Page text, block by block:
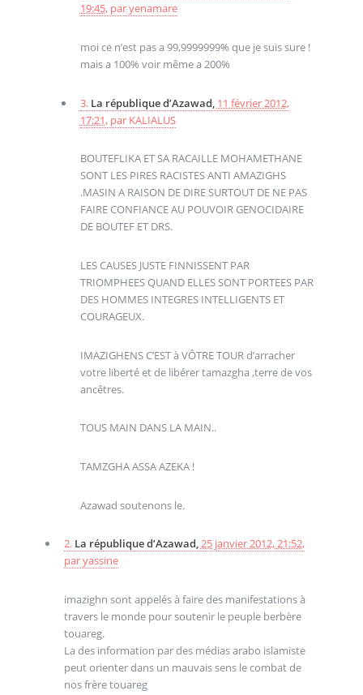
19:45, paryenamare
moi ce n’est pas a 99,9999999% que je suis sure !
mais a 100% voir même a 200%
3. La république d’Azawad, 11 février 2012,
17:21, par KALIALUS
BOUTEFLIKA ET SA RACAILLE MOHAMETHANE
SONT LES PIRES RACISTES ANTI AMAZIGHS
.MASIN A RAISON DE DIRE SURTOUT DE NE PAS
FAIRE CONFIANCE AU POUVOIR GENOCIDAIRE
DE BOUTEF ET DRS.
LES CAUSES JUSTE FINNISSENT PAR
TRIOMPHEES QUAND ELLES SONT PORTEES PAR
DES HOMMES INTEGRES INTELLIGENTS ET
COURAGEUX.
IMAZIGHENS C’EST à VÔTRE TOUR d’arracher
votre liberté et de libérer tamazgha ,terre de vos
ancêtres.
TOUS MAIN DANS LA MAIN..
TAMZGHA ASSA AZEKA !
Azawad soutenons le.
2. La république d’Azawad,25 janvier 2012, 21:52,
paryassine
imazighn sont appelés à faire des manifestations à
travers le monde pour soutenir le peuple berbère
touareg.
La des information par des médias arabo islamiste
peut orienter dans un mauvais sens le combat de
nos frère touareg